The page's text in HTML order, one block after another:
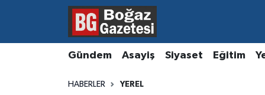
Gündem Asayiş Siyaset Eğitim
HABERLER YEREL
Asayiş
Hava Durumu